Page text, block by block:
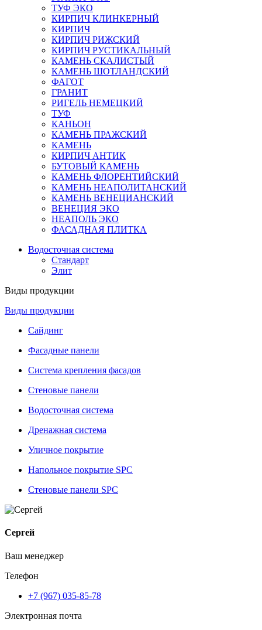
ТУФ ЭКО
КИРПИЧ КЛИНКЕРНЫЙ
КИРПИЧ
КИРПИЧ РИЖСКИЙ
КИРПИЧ РУСТИКАЛЬНЫЙ
КАМЕНЬ СКАЛИСТЫЙ
КАМЕНЬ ШОТЛАНДСКИЙ
ФАГОТ
ГРАНИТ
РИГЕЛЬ НЕМЕЦКИЙ
ТУФ
КАНЬОН
КАМЕНЬ ПРАЖСКИЙ
КАМЕНЬ
КИРПИЧ АНТИК
БУТОВЫЙ КАМЕНЬ
КАМЕНЬ ФЛОРЕНТИЙСКИЙ
КАМЕНЬ НЕАПОЛИТАНСКИЙ
КАМЕНЬ ВЕНЕЦИАНСКИЙ
ВЕНЕЦИЯ ЭКО
НЕАПОЛЬ ЭКО
ФАСАДНАЯ ПЛИТКА
Водосточная система
Стандарт
Элит
Виды продукции
Виды продукции
Сайдинг
Фасадные панели
Система крепления фасадов
Стеновые панели
Водосточная система
Дренажная система
Уличное покрытие
Напольное покрытие SPC
Стеновые панели SPC
Сергей
Ваш менеджер
Телефон
+7 (967) 035-85-78
Электронная почта